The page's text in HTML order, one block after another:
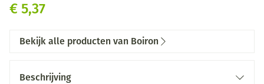
€ 5,37
Bekijk alle producten van Boiron
Beschrijving